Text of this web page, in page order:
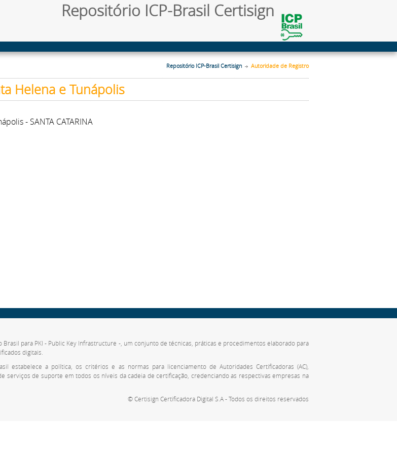
Repositório ICP-Brasil Certisign
Repositório ICP-Brasil Certisign Autoridade de Registro
Helena e Tunápolis
- SANTA CATARINA
Brasil para PKI - Public Key Infrastructure -, um conjunto de técnicas, práticas e procedimentos elaborado para
digitais.
estabelece a política, os critérios e as normas para licenciamento de Autoridades Certificadoras (AC),
serviços de suporte em todos os níveis da cadeia de certificação, credenciando as respectivas empresas na
© Certisign Certificadora Digital S.A - Todos os direitos reservados